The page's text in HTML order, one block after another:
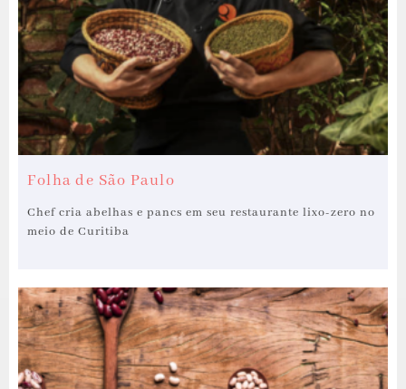
Folha de São Paulo
Chef cria abelhas e pancs em seu restaurante lixo-zero no
meio de Curitiba